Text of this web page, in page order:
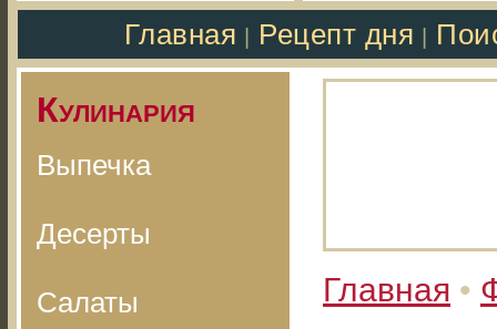
Главная Рецепт дня
Кулинария
Выпечка
Десерты
Салаты Главная •